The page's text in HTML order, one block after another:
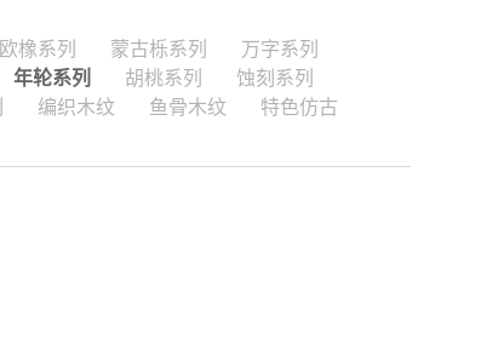
欧橡系列 蒙古栎系列
万字系列
年轮系列 胡桃系列
蚀刻系列
编织木纹 鱼骨木纹 特色仿古